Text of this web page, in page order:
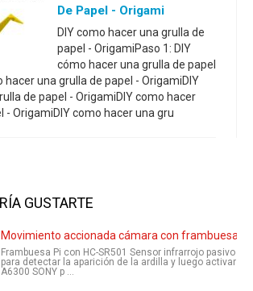
De Papel - Origami
DIY como hacer una grulla de
papel - OrigamiPaso 1: DIY
cómo hacer una grulla de papel
hacer una grulla de papel - OrigamiDIY
de papel - OrigamiDIY como hacer
- OrigamiDIY como hacer una gru
GUSTARTE
Movimiento accionada cámara con frambuesa Pi
Frambuesa Pi con HC-SR501 Sensor infrarrojo pasivo
para detectar la aparición de la ardilla y luego activar
A6300 SONY p ...